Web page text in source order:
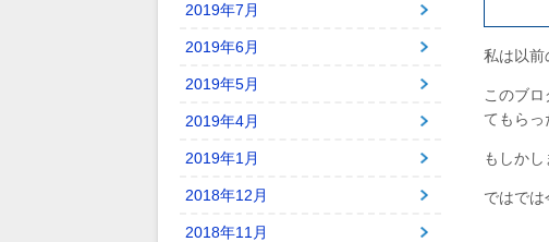
私は以前
このブ
てもらっ
もしか
ではでは
2019年7月
2019年6月
2019年5月
2019年4月
2019年1月
2018年12月
2018年11月